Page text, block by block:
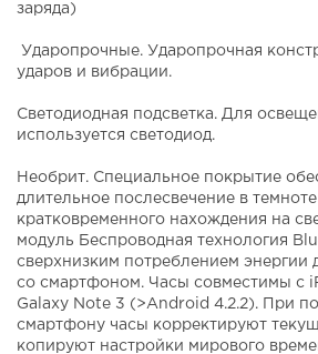
заряда)
Ударопрочные. Ударопрочная
ударов и вибрации.
Светодиодная подсветка. Для
используется светодиод.
Необрит. Специальное покрытие
длительное послесвечение в
кратковременного нахождения на
модуль Беспроводная технология
сверхнизким потреблением энергии
со смартфоном. Часы совместимы с
Galaxy Note 3 (>Android 4.2.2). При
смартфону часы корректируют
копируют настройки мирового